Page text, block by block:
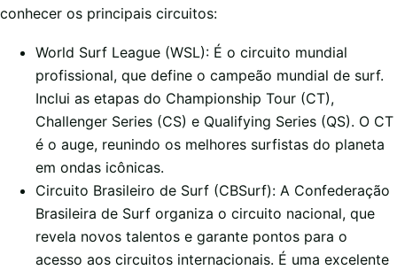
conhecer os principais circuitos:
World Surf League (WSL): É o circuito mundial
profissional, que define o campeão mundial de surf.
Inclui as etapas do Championship Tour (CT),
Challenger Series (CS) e Qualifying Series (QS). O CT
é o auge, reunindo os melhores surfistas do planeta
em ondas icônicas.
Circuito Brasileiro de Surf (CBSurf): A Confederação
Brasileira de Surf organiza o circuito nacional, que
revela novos talentos e garante pontos para o
acesso aos circuitos internacionais. É uma excelente